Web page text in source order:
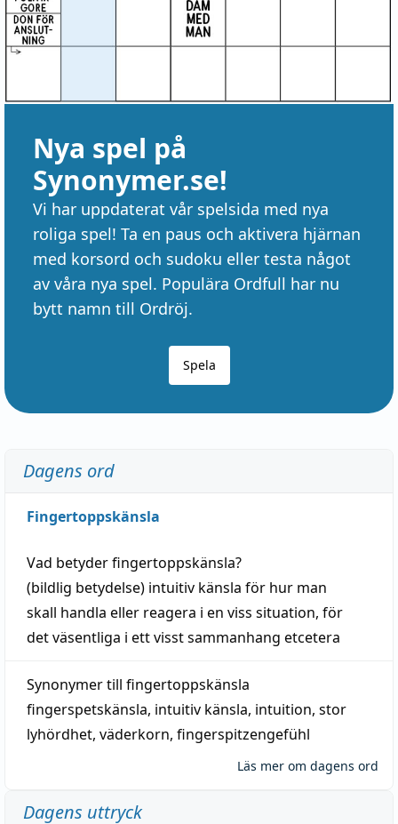
Nya spel på
Synonymer.se!
Vi har uppdaterat vår spelsida med nya
roliga spel! Ta en paus och aktivera hjärnan
med korsord och sudoku eller testa något
av våra nya spel. Populära Ordfull har nu
bytt namn till Ordröj.
Spela
Dagens ord
Fingertoppskänsla
Vad betyderfingertoppskänsla?
(bildlig betydelse) intuitiv känsla för hur man
skall handla eller reagera i en viss situation, för
det väsentliga i ett visstsammanhang etcetera
Synonymer till fingertoppskänsla
fingerspetskänsla, intuitiv känsla, intuition, stor
lyhördhet, väderkorn, fingerspitzengefühl
Läs mer om dagens ord
Dagens uttryck